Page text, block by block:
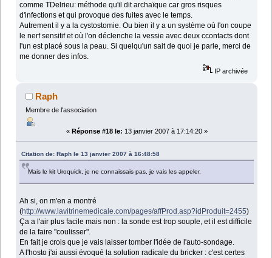
comme TDelrieu: méthode qu'il dit archaïque car gros risques
d'infections et qui provoque des fuites avec le temps.
Autrement il y a la cystostomie. Ou bien il y a un système où l'on coupe
le nerf sensitif et où l'on déclenche la vessie avec deux ccontacts dont
l'un est placé sous la peau. Si quelqu'un sait de quoi je parle, merci de
me donner des infos.
IP archivée
Raph
Membre de l'association
« Réponse #18 le: 13 janvier 2007 à 17:14:20 »
Citation de: Raph le 13 janvier 2007 à 16:48:58
Mais le kit Uroquick, je ne connaissais pas, je vais les appeler.
Ah si, on m'en a montré
(http://www.lavitrinemedicale.com/pages/affProd.asp?idProduit=2455)
Ça a l'air plus facile mais non : la sonde est trop souple, et il est difficile
de la faire "coulisser".
En fait je crois que je vais laisser tomber l'idée de l'auto-sondage.
A l'hosto j'ai aussi évoqué la solution radicale du bricker : c'est certes